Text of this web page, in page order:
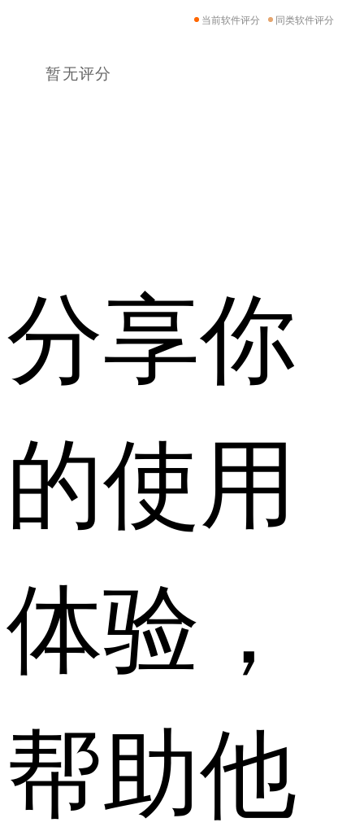
当前软件评分 同类软件评分
暂无评分
分享你
的使用
体验，
帮助他